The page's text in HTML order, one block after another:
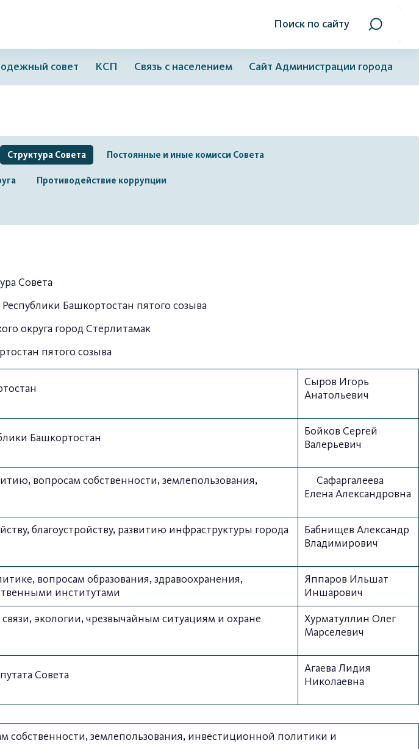
Поиск по сайту
совет КСП Связь с населением Сайт Администрации города
Структура Совета Постоянные и иные комисси Совета
Противодействие коррупции
Совета
Башкортостан пятого созыва
округа город Стерлитамак
пятого созыва
Сыров Игорь
Анатольевич
Башкортостан
Бойков Сергей
Валерьевич
вопросам собственности, землепользования,
Сафаргалеева
Елена Александровна
благоустройству, развитию инфраструктуры города
Бабнищев Александр
Владимирович
вопросам образования, здравоохранения,
институтами
Яппаров Ильшат
Иншарович
экологии, чрезвычайным ситуациям и охране
Хурматуллин Олег
Марселевич
Совета
Агаева Лидия
Николаевна
землепользования, инвестиционной политики и